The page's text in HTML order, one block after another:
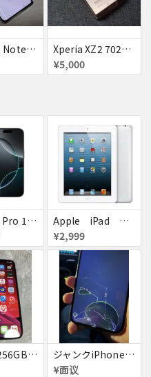
Xiaomi Mi Note 10 ジャンク
Xperia XZ2 702SO 訳有
¥5,000
iPhone16 Pro 128GB ホワイトチタニウム docomo 送料無料
Apple iPad ミニ
¥2,999
iPhoneX 256GB ▲softbank ジャンク スペースグレイ A1902 送料無料
ジャンクiPhone13ProMax 128GB ドコモ
¥面议